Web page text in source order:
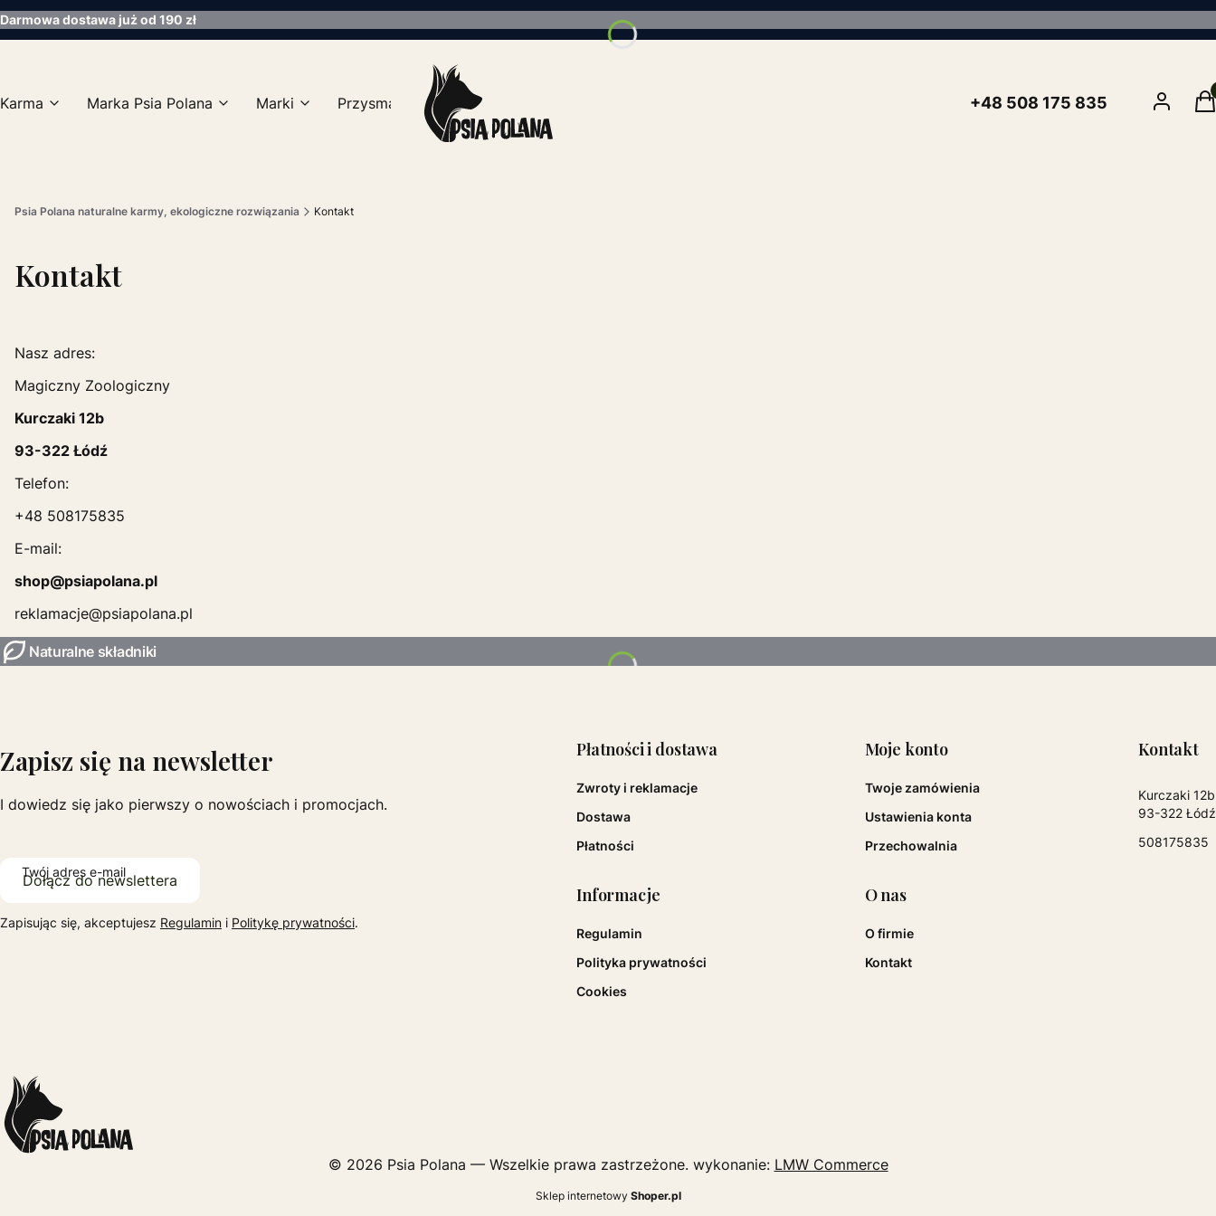
Darmowa dostawa już od 190 zł
Karma Marka Psia Polana Marki Przysmaki +48 508 175 835 Zaloguj się
Psia Polana naturalne karmy, ekologiczne rozwiązania Kontakt
Kontakt
Nasz adres:
Magiczny Zoologiczny
Kurczaki 12b
93-322 Łódź
Telefon:
+48 508175835
E-mail:
shop@psiapolana.pl
reklamacje@psiapolana.pl
Naturalne składniki
Zapisz się na newsletter
I dowiedz się jako pierwszy o nowościach i promocjach.
Twój adres e-mail
Dołącz do newslettera
Zapisując się, akceptujesz Regulamin i Politykę prywatności.
Linki w stopce
Płatności i dostawa
Zwroty i reklamacje
Dostawa
Płatności
Moje konto
Twoje zamówienia
Ustawienia konta
Przechowalnia
Informacje
Regulamin
Polityka prywatności
Cookies
O nas
O firmie
Kontakt
Kontakt
Adres:
Kurczaki 12b
93-322 Łódź
508175835
© 2026 Psia Polana — Wszelkie prawa zastrzeżone. wykonanie: LMW Commerce
Sklep internetowy Shoper.pl